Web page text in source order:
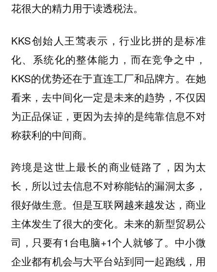
花很大的精力用于读透税法。
KKS创始人王莺表示，行业比拼的是标准
化、系统化的整体能力，而在竞争之中，
KKS的优势还在于直连工厂和品牌方。在她
看来，去中间化一定是未来的趋势，不仅因
为正品保证，更因为去掉的是纯靠信息不对
称获利的中间商。
跨境是这世上最长的商业链路了，因为太
长，所以过去信息不对称能钻的漏洞太多，
很好做生意。但是互联网越来越发达，商业
主体发生了很大的变化。未来的新型贸易公
司，只要有1台电脑+1个人就够了。 中小微
企业都有机会与大平台站到同一起跑线，用